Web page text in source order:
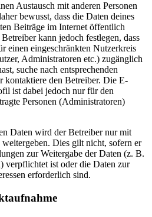
Austausch mit anderen Personen
bewusst, dass die Daten deines
Beiträge im Internet öffentlich
kann jedoch festlegen, dass
einen eingeschränkten Nutzerkreis
Administratoren etc.) zugänglich
suche nach entsprechenden
kontaktiere den Betreiber. Die E-
ist dabei jedoch nur für den
Personen (Administratoren)
Daten wird der Betreiber nur mit
Dies gilt nicht, sofern er
zur Weitergabe der Daten (z. B.
verpflichtet ist oder die Daten zur
erforderlich sind.